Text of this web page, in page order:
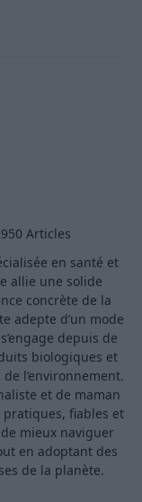
Articles
en santé et
allie une solide
concrète de la
adepte d’un mode
depuis de
biologiques et
l’environnement.
et de maman
fiables et
mieux naviguer
en adoptant des
de la planète.